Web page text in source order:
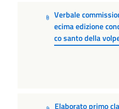
Verbale
ecima edizione
co santo della
Elaborato primo